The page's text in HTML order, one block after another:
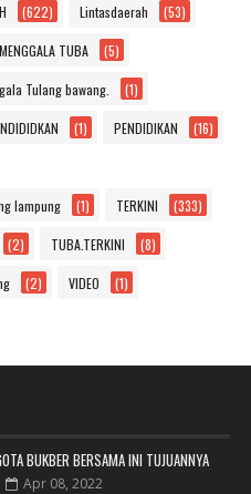
(622) Lintasdaerah (53)
MENGGALA TUBA (5)
Tulang bawang. (1)
(1) PENDIDIKAN (16)
lampung (1) TERKINI (333)
(2) TUBA.TERKINI (8)
(2) VIDEO (1)
BUKBER BERSAMA INI TUJUANNYA
Apr 08, 2022